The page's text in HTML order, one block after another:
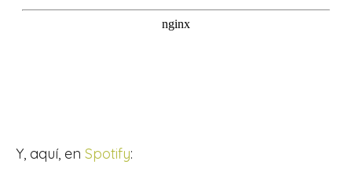
Y, aquí, en Spotify: